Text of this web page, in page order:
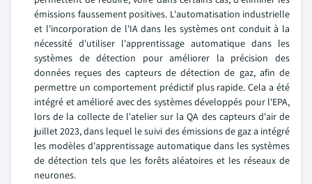
émissions faussement positives. L'automatisation industrielle
et l'incorporation de l'IA dans les systèmes ont conduit à la
nécessité d'utiliser l'apprentissage automatique dans les
systèmes de détection pour améliorer la précision des
données reçues des capteurs de détection de gaz, afin de
permettre un comportement prédictif plus rapide. Cela a été
intégré et amélioré avec des systèmes développés pour l'EPA,
lors de la collecte de l'atelier sur la QA des capteurs d'air de
juillet 2023, dans lequel le suivi des émissions de gaz a intégré
les modèles d'apprentissage automatique dans les systèmes
de détection tels que les forêts aléatoires et les réseaux de
neurones.